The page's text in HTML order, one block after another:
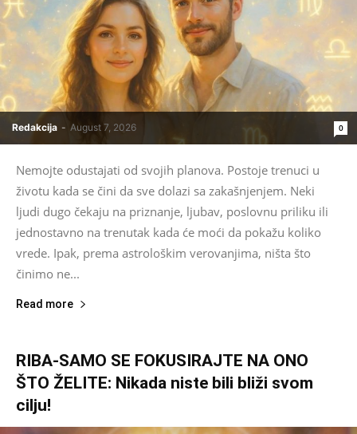
Redakcija - August 7, 2026 0
Nemojte odustajati od svojih planova. Postoje trenuci u
životu kada se čini da sve dolazi sa zakašnjenjem. Neki
ljudi dugo čekaju na priznanje, ljubav, poslovnu priliku ili
jednostavno na trenutak kada će moći da pokažu koliko
vrede. Ipak, prema astrološkim verovanjima, ništa što
činimo ne...
Read more
RIBA-SAMO SE FOKUSIRAJTE NA ONO
ŠTO ŽELITE: Nikada niste bili bliži svom
cilju!